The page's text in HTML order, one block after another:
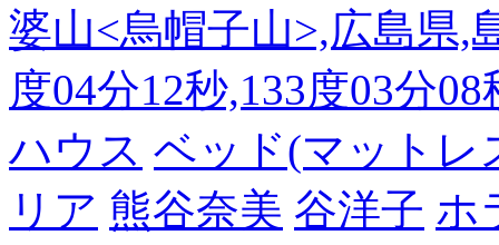
婆山<烏帽子山>,広島県,
度04分12秒,133度03分
ハウス ベッド(マットレ
リア 熊谷奈美 谷洋子 ホ